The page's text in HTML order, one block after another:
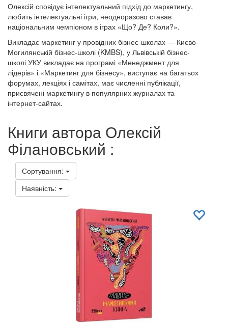
Олексій сповідує інтелектуальний підхід до маркетингу,
любить інтелектуальні ігри, неодноразово ставав
національним чемпіоном в іграх «Що? Де? Коли?».
Викладає маркетинг у провідних бізнес-школах — Києво-
Могилянській бізнес-школі (KMBS), у Львівській бізнес-
школі УКУ викладає на програмі «Менеджмент для
лідерів» і «Маркетинг для бізнесу», виступає на багатьох
форумах, лекціях і самітах, має численні публікації,
присвячені маркетингу в популярних журналах та
інтернет-сайтах.
Книги автора Олексій
Філановський :
Сортування:
Наявність: